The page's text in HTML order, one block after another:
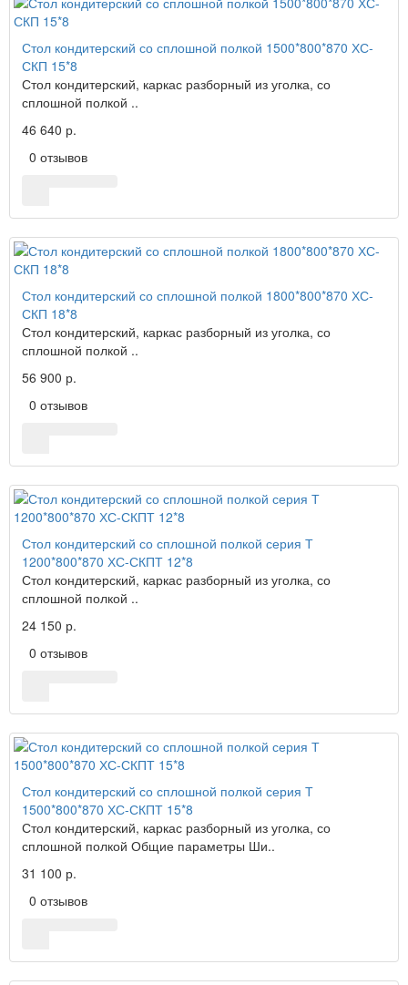
Стол кондитерский со сплошной полкой 1500*800*870 ХС-
СКП 15*8
Стол кондитерский, каркас разборный из уголка, со
сплошной полкой ..
46 640 р.
0 отзывов
Стол кондитерский со сплошной полкой 1800*800*870 ХС-
СКП 18*8
Стол кондитерский, каркас разборный из уголка, со
сплошной полкой ..
56 900 р.
0 отзывов
Стол кондитерский со сплошной полкой серия Т
1200*800*870 ХС-СКПТ 12*8
Стол кондитерский, каркас разборный из уголка, со
сплошной полкой ..
24 150 р.
0 отзывов
Стол кондитерский со сплошной полкой серия Т
1500*800*870 ХС-СКПТ 15*8
Стол кондитерский, каркас разборный из уголка, со
сплошной полкой Общие параметры Ши..
31 100 р.
0 отзывов